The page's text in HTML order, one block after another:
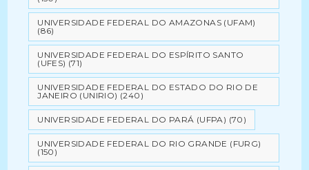
UNIVERSIDADE FEDERAL DO AMAZONAS (UFAM)
(86)
UNIVERSIDADE FEDERAL DO ESPÍRITO SANTO
(UFES) (71)
UNIVERSIDADE FEDERAL DO ESTADO DO RIO DE
JANEIRO (UNIRIO) (240)
UNIVERSIDADE FEDERAL DO PARÁ (UFPA) (70)
UNIVERSIDADE FEDERAL DO RIO GRANDE (FURG)
(150)